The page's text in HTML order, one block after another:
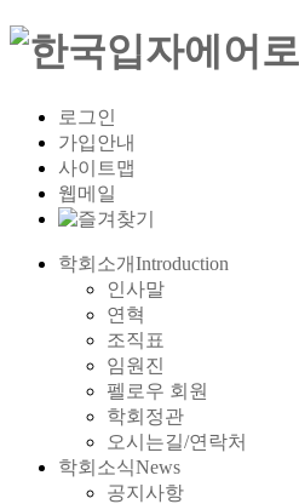
로그인
가입안내
사이트맵
웹메일
학회소개Introduction
인사말
연혁
조직표
임원진
펠로우 회원
학회정관
오시는길/연락처
학회소식News
공지사항